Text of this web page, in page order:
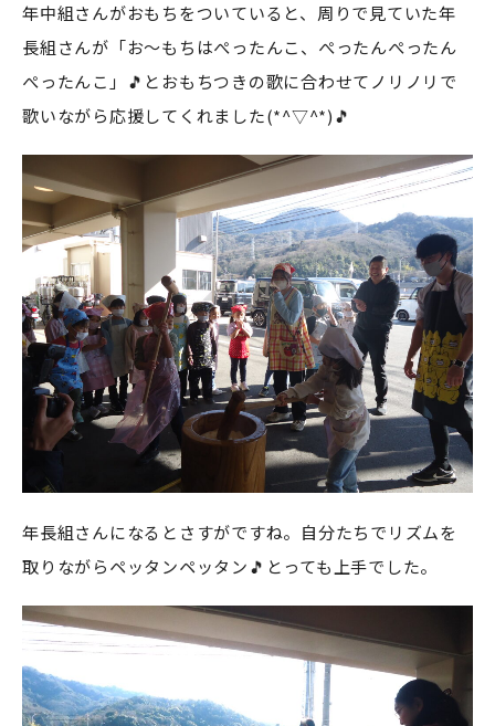
年中組さんがおもちをついていると、周りで見ていた年
長組さんが「お～もちはぺったんこ、ぺったんぺったん
ぺったんこ」🎵とおもちつきの歌に合わせてノリノリで
歌いながら応援してくれました(*^▽^*)🎵
年長組さんになるとさすがですね。自分たちでリズムを
取りながらペッタンペッタン🎵とっても上手でした。